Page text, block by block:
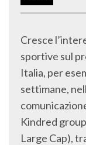
Cresce
sportive sul
Italia, per
settimane,
Kindred
Large Cap),